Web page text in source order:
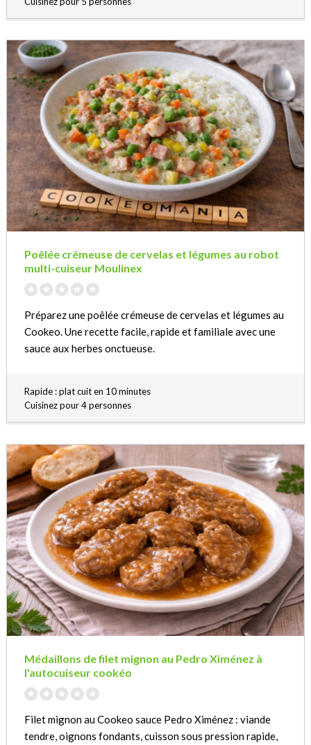
Poêlée crémeuse de cervelas et légumes au robot
multi-cuiseur Moulinex
Préparez une poêlée crémeuse de cervelas et légumes au
Cookeo. Une recette facile, rapide et familiale avec une
sauce aux herbes onctueuse.
Rapide : plat cuit en 10 minutes
Cuisinez pour 4 personnes
Médaillons de filet mignon au Pedro Ximénez à
l'autocuiseur cookéo
Filet mignon au Cookeo sauce Pedro Ximénez : viande
tendre, oignons fondants, cuisson sous pression rapide,